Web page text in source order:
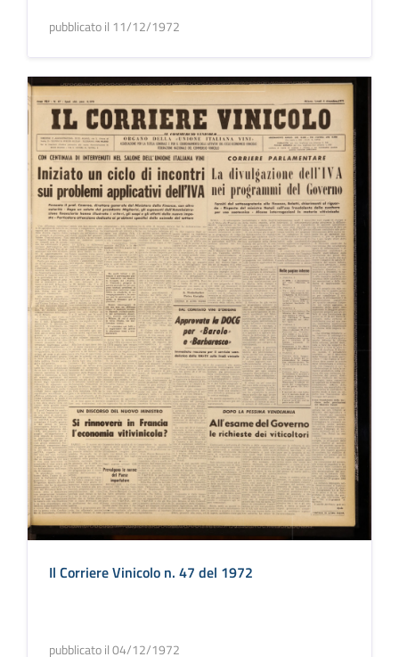
pubblicato il 11/12/1972
Il Corriere Vinicolo n. 47 del 1972
pubblicato il 04/12/1972